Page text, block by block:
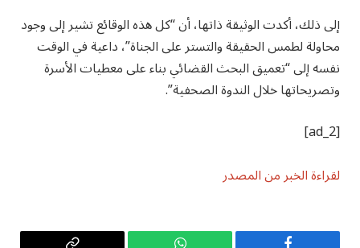
إلى ذلك، أكدت الوثيقة ذاتها، أن “كل هذه الوقائع تشير إلى وجود
محاولة لطمس الحقيقة والتستر على الجناة”، داعية في الوقت
نفسه إلى “تعميق البحث القضائي بناء على معطيات الأسرة
وتصريحاتها خلال الندوة الصحفية”.
[ad_2]
لقراءة الخبر من المصدر